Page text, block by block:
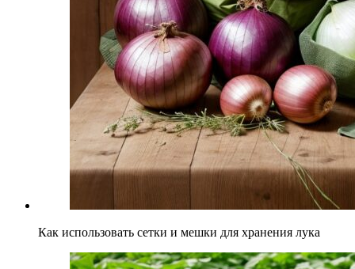
Как использовать сетки и мешки для хранения лука